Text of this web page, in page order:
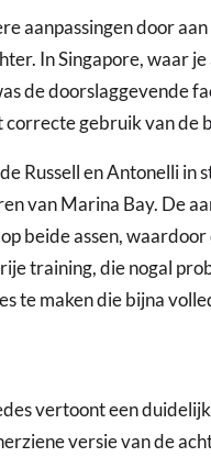
aanpassingen door
In Singapore, waar
de doorslaggevende
gebruik van de
Russell en Antonelli in
van Marina Bay. De
beide assen,
training, die nogal
te maken die bijna
vertoont een
versie van de